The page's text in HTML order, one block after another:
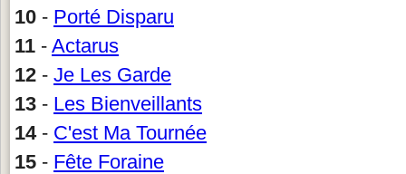
10 - Porté Disparu
11 - Actarus
12 - Je Les Garde
13 - Les Bienveillants
14- C'est Ma Tournée
15 - Fête Foraine